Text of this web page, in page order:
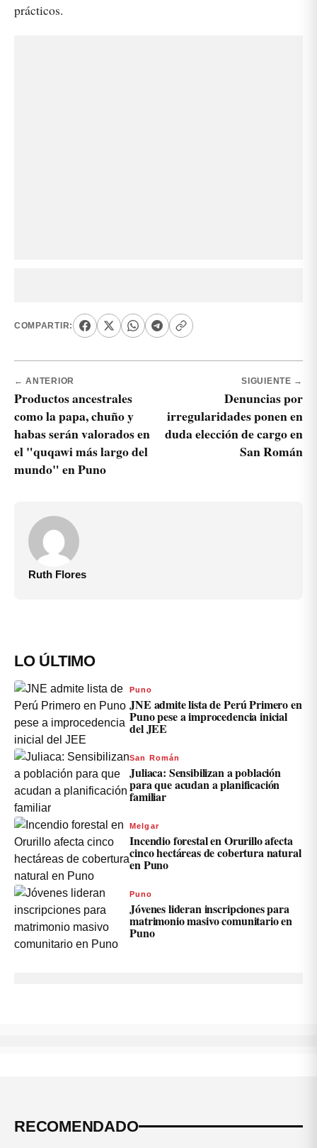
prácticos.
COMPARTIR:
← ANTERIOR
Productos ancestrales
como la papa, chuño y
habas serán valorados en
el "quqawi más largo del
mundo" en Puno
SIGUIENTE →
Denuncias por
irregularidades ponen en
duda elección de cargo en
San Román
Ruth Flores
LO ÚLTIMO
Puno
JNE admite lista de Perú Primero en
Puno pese a improcedencia inicial
del JEE
San Román
Juliaca: Sensibilizan a población
para que acudan a planificación
familiar
Melgar
Incendio forestal en Orurillo afecta
cinco hectáreas de cobertura natural
en Puno
Puno
Jóvenes lideran inscripciones para
matrimonio masivo comunitario en
Puno
RECOMENDADO